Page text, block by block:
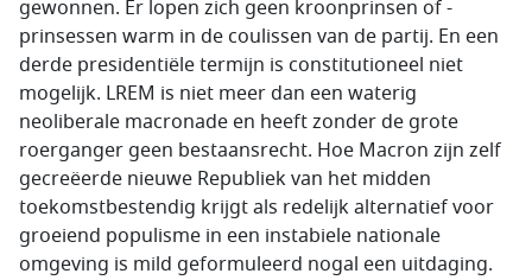
gewonnen. Er lopen zich geen kroonprinsen of -
prinsessen warm in de coulissen van de partij. En een
derde presidentiële termijn is constitutioneel niet
mogelijk. LREM is niet meer dan een waterig
neoliberale macronade en heeft zonder de grote
roerganger geen bestaansrecht. Hoe Macron zijn zelf
gecreëerde nieuwe Republiek van het midden
toekomstbestendig krijgt als redelijk alternatief voor
groeiend populisme in een instabiele nationale
omgeving is mild geformuleerd nogal een uitdaging.